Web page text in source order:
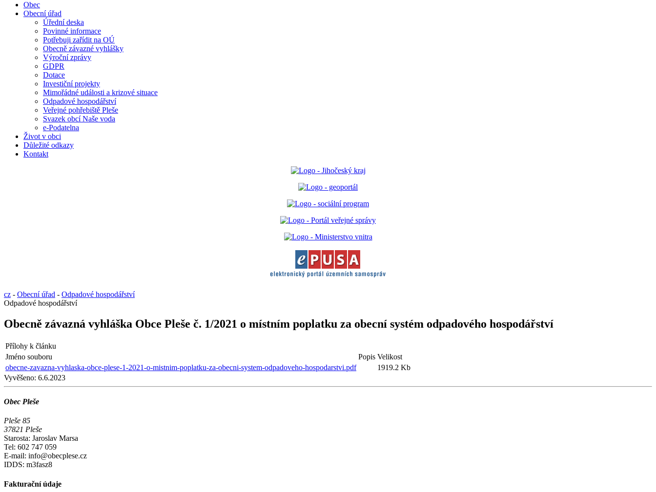
Obec
Obecní úřad
Úřední deska
Povinné informace
Potřebuji zařídit na OÚ
Obecně závazné vyhlášky
Výroční zprávy
GDPR
Dotace
Investiční projekty
Mimořádné události a krizové situace
Odpadové hospodářství
Veřejné pohřebiště Pleše
Svazek obcí Naše voda
e-Podatelna
Život v obci
Důležité odkazy
Kontakt
cz - Obecní úřad - Odpadové hospodářství
Odpadové hospodářství
Obecně závazná vyhláška Obce Pleše č. 1/2021 o místním poplatku za obecní systém odpadového hospodářství
Přílohy k článku
Jméno souboru
Popis Velikost
obecne-zavazna-vyhlaska-obce-plese-1-2021-o-mistnim-poplatku-za-obecni-system-odpadoveho-hospodarstvi.pdf
1919.2 Kb
Vyvěšeno: 6.6.2023
Obec Pleše
Pleše 85
37821 Pleše
Starosta: Jaroslav Marsa
Tel: 602 747 059
E-mail: info@obecplese.cz
IDDS: m3fasz8
Fakturační údaje